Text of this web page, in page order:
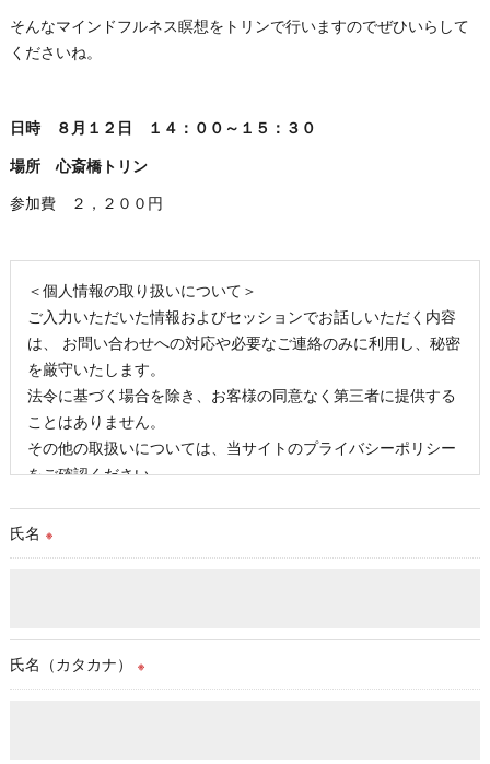
そんなマインドフルネス瞑想をトリンで行いますのでぜひいらして
くださいね。
日時 ８月１２日 １４：００～１５：３０
場所 心斎橋トリン
参加費 ２，２００円
＜個人情報の取り扱いについて＞
ご入力いただいた情報およびセッションでお話しいただく内容
は、 お問い合わせへの対応や必要なご連絡のみに利用し、秘密
を厳守いたします。
法令に基づく場合を除き、お客様の同意なく第三者に提供する
ことはありません。
その他の取扱いについては、当サイトのプライバシーポリシー
をご確認ください。
氏名 ※
氏名（カタカナ） ※